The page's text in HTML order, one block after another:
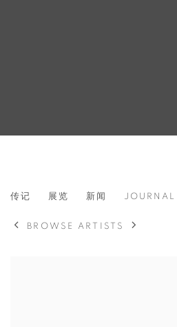
WEI TAO 魏涛 中国, 1991
传记 展览 新闻 JOURNAL
BROWSE ARTISTS